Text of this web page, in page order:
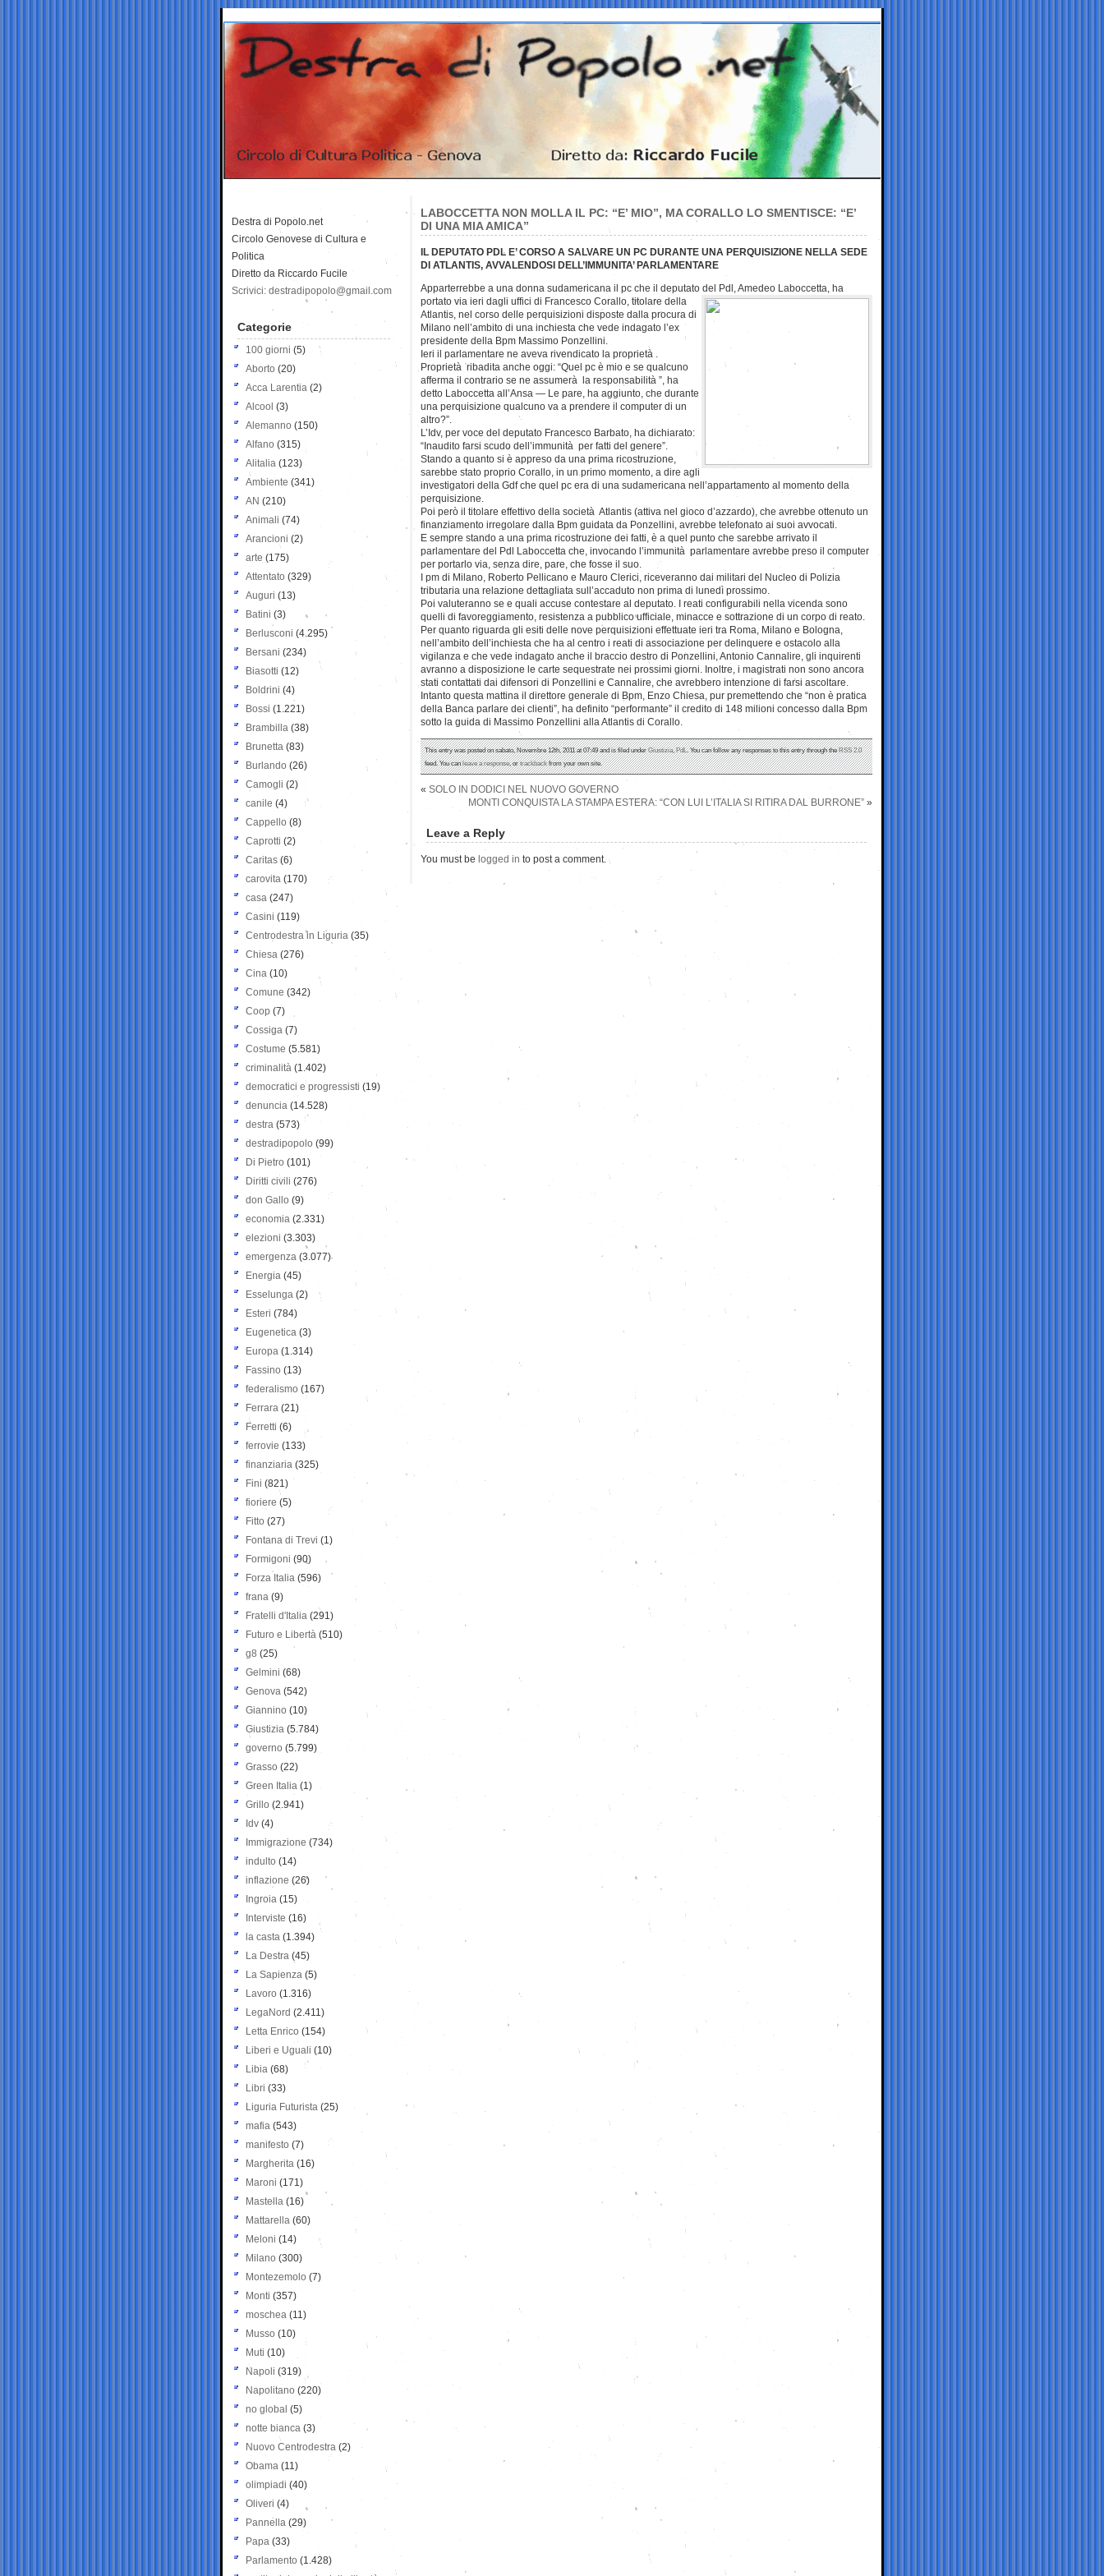
LABOCCETTA NON MOLLA IL PC: “E’ MIO”, MA CORALLO LO SMENTISCE: “E’
DI UNA MIA AMICA”
IL DEPUTATO PDL E’ CORSO A SALVARE UN PC DURANTE UNA PERQUISIZIONE NELLA SEDE
DI ATLANTIS, AVVALENDOSI DELL’IMMUNITA’ PARLAMENTARE
Apparterrebbe a una donna sudamericana il pc che il deputato del Pdl, Amedeo Laboccetta, ha
portato via ieri dagli uffici di Francesco Corallo, titolare della
Atlantis, nel corso delle perquisizioni disposte dalla procura di
Milano nell’ambito di una inchiesta che vede indagato l’ex
presidente della Bpm Massimo Ponzellini.
Ieri il parlamentare ne aveva rivendicato la proprietà .
Proprietà ribadita anche oggi: “Quel pc è mio e se qualcuno
afferma il contrario se ne assumerà la responsabilità ”, ha
detto Laboccetta all’Ansa — Le pare, ha aggiunto, che durante
una perquisizione qualcuno va a prendere il computer di un
altro?”.
L’Idv, per voce del deputato Francesco Barbato, ha dichiarato:
“Inaudito farsi scudo dell’immunità per fatti del genere”.
Stando a quanto si è appreso da una prima ricostruzione,
sarebbe stato proprio Corallo, in un primo momento, a dire agli
investigatori della Gdf che quel pc era di una sudamericana nell’appartamento al momento della
perquisizione.
Poi però il titolare effettivo della società Atlantis (attiva nel gioco d’azzardo), che avrebbe ottenuto un
finanziamento irregolare dalla Bpm guidata da Ponzellini, avrebbe telefonato ai suoi avvocati.
E sempre stando a una prima ricostruzione dei fatti, è a quel punto che sarebbe arrivato il
parlamentare del Pdl Laboccetta che, invocando l’immunità parlamentare avrebbe preso il computer
per portarlo via, senza dire, pare, che fosse il suo.
I pm di Milano, Roberto Pellicano e Mauro Clerici, riceveranno dai militari del Nucleo di Polizia
tributaria una relazione dettagliata sull’accaduto non prima di lunedì prossimo.
Poi valuteranno se e quali accuse contestare al deputato. I reati configurabili nella vicenda sono
quelli di favoreggiamento, resistenza a pubblico ufficiale, minacce e sottrazione di un corpo di reato.
Per quanto riguarda gli esiti delle nove perquisizioni effettuate ieri tra Roma, Milano e Bologna,
nell’ambito dell’inchiesta che ha al centro i reati di associazione per delinquere e ostacolo alla
vigilanza e che vede indagato anche il braccio destro di Ponzellini, Antonio Cannalire, gli inquirenti
avranno a disposizione le carte sequestrate nei prossimi giorni. Inoltre, i magistrati non sono ancora
stati contattati dai difensori di Ponzellini e Cannalire, che avrebbero intenzione di farsi ascoltare.
Intanto questa mattina il direttore generale di Bpm, Enzo Chiesa, pur premettendo che “non è pratica
della Banca parlare dei clienti”, ha definito “performante” il credito di 148 milioni concesso dalla Bpm
sotto la guida di Massimo Ponzellini alla Atlantis di Corallo.
This entry was posted on sabato, Novembre 12th, 2011 at 07:49 and is filed underGiustizia,PdL. You can follow any responses to this entry through theRSS 2.0
feed. You canleave a response, ortrackbackfrom your own site.
« SOLO IN DODICI NEL NUOVO GOVERNO
MONTI CONQUISTA LA STAMPA ESTERA: “CON LUI L’ITALIA SI RITIRA DAL BURRONE” »
Leave a Reply
You must be logged in to post a comment.
Destra di Popolo.net
Circolo Genovese di Cultura e
Politica
Diretto da Riccardo Fucile
Scrivici: destradipopolo@gmail.com
Categorie
100 giorni (5)
Aborto (20)
Acca Larentia (2)
Alcool (3)
Alemanno (150)
Alfano (315)
Alitalia (123)
Ambiente (341)
AN (210)
Animali (74)
Arancioni (2)
arte (175)
Attentato (329)
Auguri (13)
Batini (3)
Berlusconi (4.295)
Bersani (234)
Biasotti (12)
Boldrini (4)
Bossi (1.221)
Brambilla (38)
Brunetta (83)
Burlando (26)
Camogli (2)
canile (4)
Cappello (8)
Caprotti (2)
Caritas (6)
carovita (170)
casa (247)
Casini (119)
Centrodestra in Liguria (35)
Chiesa (276)
Cina (10)
Comune (342)
Coop (7)
Cossiga (7)
Costume (5.581)
criminalità (1.402)
democratici e progressisti (19)
denuncia (14.528)
destra (573)
destradipopolo (99)
Di Pietro (101)
Diritti civili (276)
don Gallo (9)
economia (2.331)
elezioni (3.303)
emergenza (3.077)
Energia (45)
Esselunga (2)
Esteri (784)
Eugenetica (3)
Europa (1.314)
Fassino (13)
federalismo (167)
Ferrara (21)
Ferretti (6)
ferrovie (133)
finanziaria (325)
Fini (821)
fioriere (5)
Fitto (27)
Fontana di Trevi (1)
Formigoni (90)
Forza Italia (596)
frana (9)
Fratelli d'Italia (291)
Futuro e Libertà (510)
g8 (25)
Gelmini (68)
Genova (542)
Giannino (10)
Giustizia (5.784)
governo (5.799)
Grasso (22)
Green Italia (1)
Grillo (2.941)
Idv (4)
Immigrazione (734)
indulto (14)
inflazione (26)
Ingroia (15)
Interviste (16)
la casta (1.394)
La Destra (45)
La Sapienza (5)
Lavoro (1.316)
LegaNord (2.411)
Letta Enrico (154)
Liberi e Uguali (10)
Libia (68)
Libri (33)
Liguria Futurista (25)
mafia (543)
manifesto (7)
Margherita (16)
Maroni (171)
Mastella (16)
Mattarella (60)
Meloni (14)
Milano (300)
Montezemolo (7)
Monti (357)
moschea (11)
Musso (10)
Muti (10)
Napoli (319)
Napolitano (220)
no global (5)
notte bianca (3)
Nuovo Centrodestra (2)
Obama (11)
olimpiadi (40)
Oliveri (4)
Pannella (29)
Papa (33)
Parlamento (1.428)